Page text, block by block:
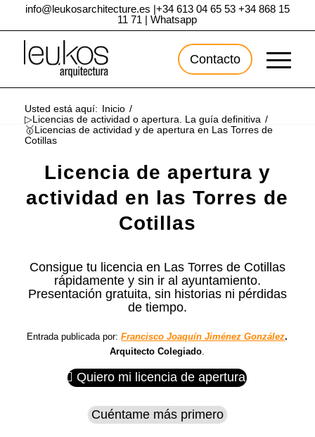
info@leukosarchitecture.es |+34 613 04 65 53 +34 868 15
11 71 |Whatsapp
Contacto
Usted está aquí: Inicio /
▷Licencias de actividad o apertura. La guía definitiva /
🥇Licencias de actividad y de apertura en Las Torres de
Cotillas
Licencia de apertura y
actividad en las Torres de
Cotillas
Consigue tu licencia en Las Torres de Cotillas
rápidamente y sin ir al ayuntamiento.
Presentación gratuita, sin historias ni pérdidas
de tiempo.
Entrada publicada por:Francisco Joaquín Jiménez González.
Arquitecto Colegiado.
Quiero mi licencia de apertura
Cuéntame más primero